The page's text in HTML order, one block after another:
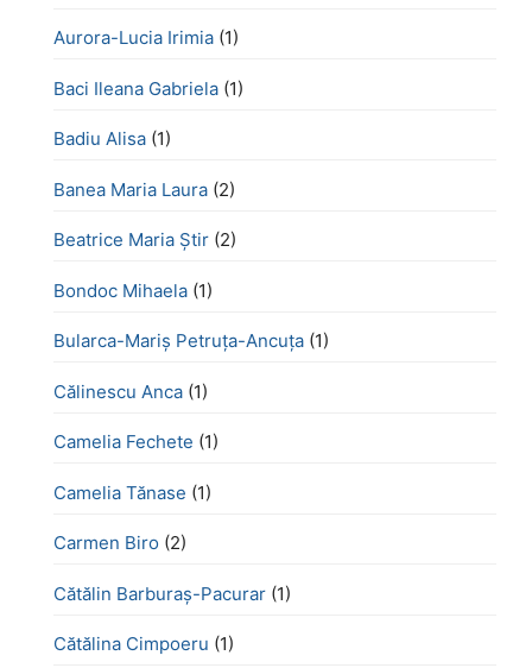
Aurora-Lucia Irimia (1)
Baci Ileana Gabriela (1)
Badiu Alisa (1)
Banea Maria Laura (2)
Beatrice Maria Știr (2)
Bondoc Mihaela (1)
Bularca-Mariș Petruța-Ancuța (1)
Călinescu Anca (1)
Camelia Fechete (1)
Camelia Tănase (1)
Carmen Biro (2)
Cătălin Barburaș-Pacurar (1)
Cătălina Cimpoeru (1)